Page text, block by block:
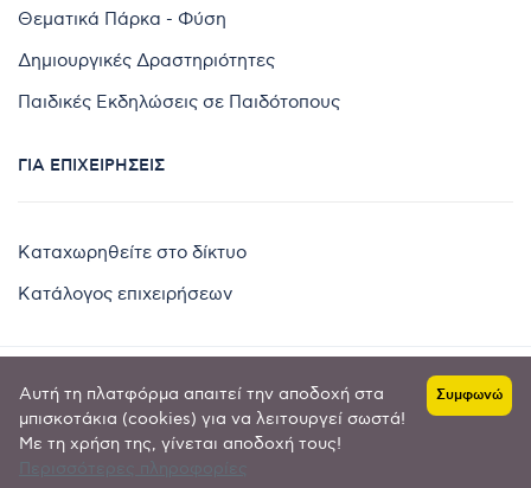
Θεματικά Πάρκα - Φύση
Δημιουργικές Δραστηριότητες
Παιδικές Εκδηλώσεις σε Παιδότοπους
ΓΙΑ ΕΠΙΧΕΙΡΉΣΕΙΣ
Καταχωρηθείτε στο δίκτυο
Κατάλογος επιχειρήσεων
Copyright © 2024 by
Goldensites
Αυτή τη πλατφόρμα απαιτεί την αποδοχή στα
μπισκοτάκια (cookies) για να λειτουργεί σωστά!
Με τη χρήση της, γίνεται αποδοχή τους!
Συμφωνώ